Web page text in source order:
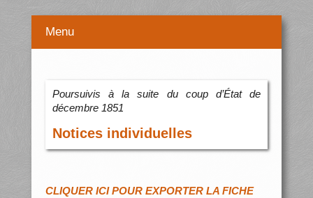
Menu
Poursuivis à la suite du coup d’État de
décembre 1851
Notices individuelles
CLIQUER ICI POUR EXPORTER LA FICHE